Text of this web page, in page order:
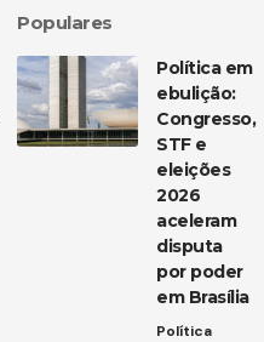
Populares
Política em
ebulição:
Congresso,
STF e
eleições
2026
aceleram
disputa
por poder
em Brasília
Política